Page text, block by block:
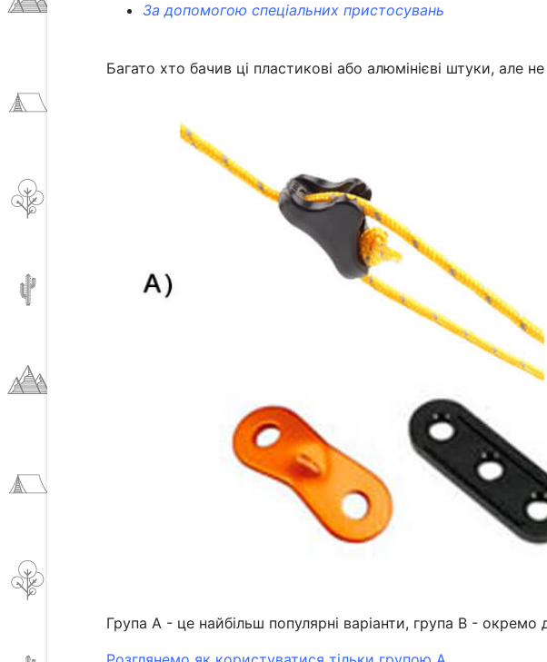
За допомогою спеціальних пристосувань
Багато хто бачив ці пластикові або алюмінієві штуки, але
Група А - це найбільш популярні варіанти, група B -